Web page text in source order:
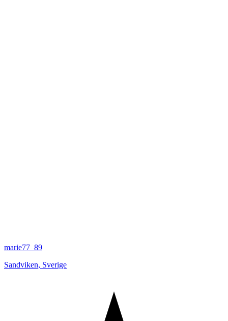
marie77_89
Sandviken, Sverige